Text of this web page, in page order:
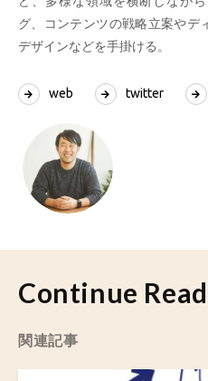
グ、コンテンツの戦略立案やデ
デザインなどを手掛ける。
web twitter
Continue
関連記事